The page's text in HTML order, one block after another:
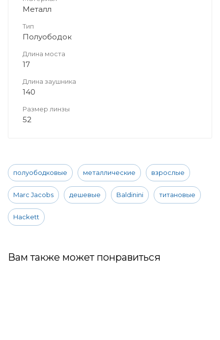
Металл
Тип
Полуободок
Длина моста
17
Длина заушника
140
Размер линзы
52
полуободковые металлические взрослые
Marc Jacobs дешевые Baldinini титановые
Hackett
Вам также может понравиться